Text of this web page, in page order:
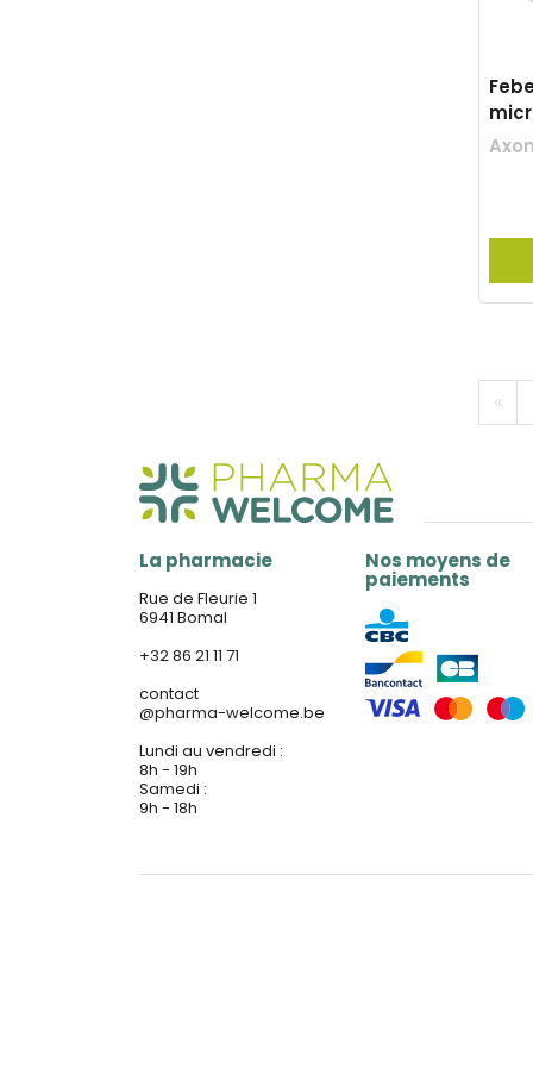
«
La pharmacie
Rue de Fleurie 1
6941 Bomal
+32 86 21 11 71
contact
@pharma-welcome.be
Lundi au vendredi :
8h - 19h
Samedi :
9h - 18h
Nos moyens de
paiements